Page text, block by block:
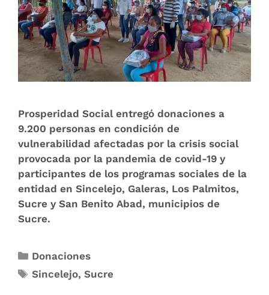
Prosperidad Social entregó donaciones a
9.200 personas en condición de
vulnerabilidad afectadas por la crisis social
provocada por la pandemia de covid-19 y
participantes de los programas sociales de la
entidad en Sincelejo, Galeras, Los Palmitos,
Sucre y San Benito Abad, municipios de
Sucre.
Donaciones
Sincelejo,Sucre